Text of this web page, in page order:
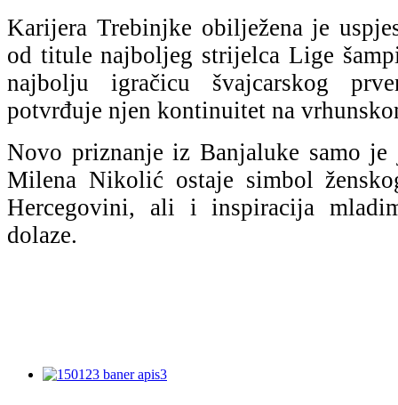
Karijera Trebinjke obilježena je
od titule najboljeg strijelca Lige
najbolju igračicu švajcarskog
potvrđuje njen kontinuitet na
Novo priznanje iz Banjaluke samo je
Milena Nikolić ostaje simbol
Hercegovini, ali i inspiracija
dolaze.